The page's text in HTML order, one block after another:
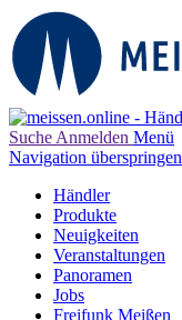
Suche Anmelden Menü
Navigation überspringen
Händler
Produkte
Neuigkeiten
Veranstaltungen
Panoramen
Jobs
Freifunk Meißen